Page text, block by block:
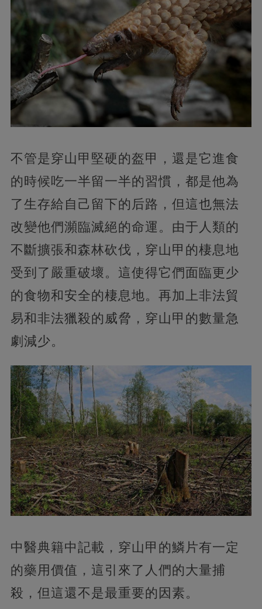
不管是穿山甲堅硬的盔甲，還是它進食
的時候吃一半留一半的習慣，都是他為
了生存給自己留下的后路，但這也無法
改變他們瀕臨滅絕的命運。由于人類的
不斷擴張和森林砍伐，穿山甲的棲息地
受到了嚴重破壞。這使得它們面臨更少
的食物和安全的棲息地。再加上非法貿
易和非法獵殺的威脅，穿山甲的數量急
劇減少。
中醫典籍中記載，穿山甲的鱗片有一定
的藥用價值，這引來了人們的大量捕
殺，但這還不是最重要的因素。